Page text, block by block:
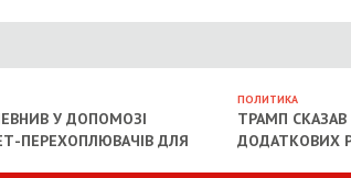
У ДОПОМОЗІ
ПЕРЕХОПЛЮВАЧІВ ДЛЯ
ПОЛИТИКА
ТРАМП СКАЗАВ
ДОДАТКОВИХ